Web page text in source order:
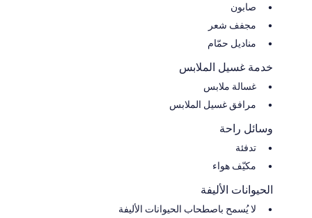
صابون
مجفف شعر
مناديل حمّام
خدمة غسيل الملابس
غسالة ملابس
مرافق غسيل الملابس
وسائل راحة
تدفئة
مكيّف هواء
الحيوانات الأليفة
لا يُسمح باصطحاب الحيوانات الأليفة